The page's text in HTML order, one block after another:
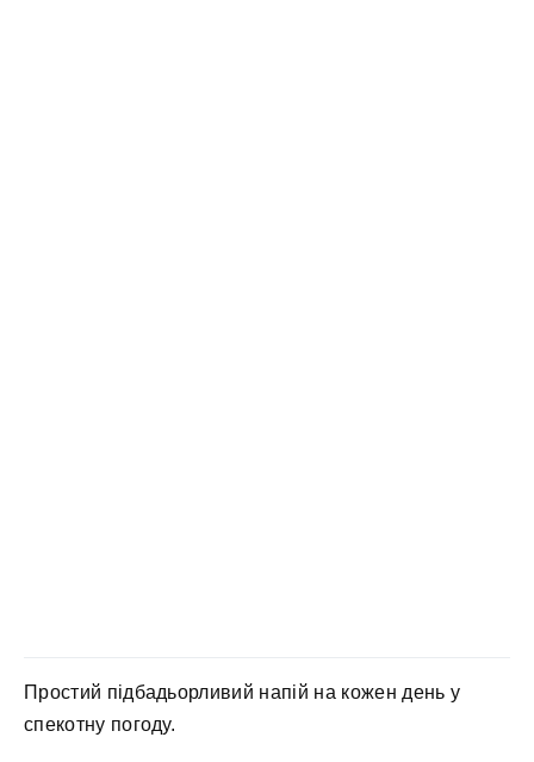
Простий підбадьорливий напій на кожен день у
спекотну погоду.